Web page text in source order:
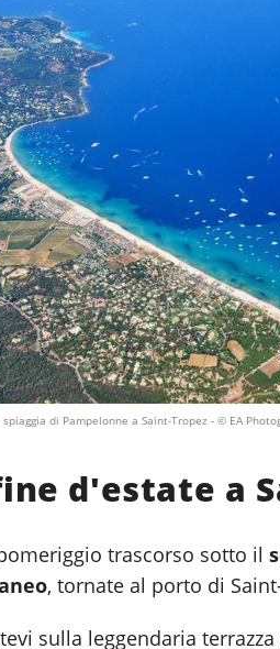
di Pampelonne a Saint-Tropez - © EA
d'estate a
trascorso sotto il
, tornate al porto di
sulla leggendaria terrazza